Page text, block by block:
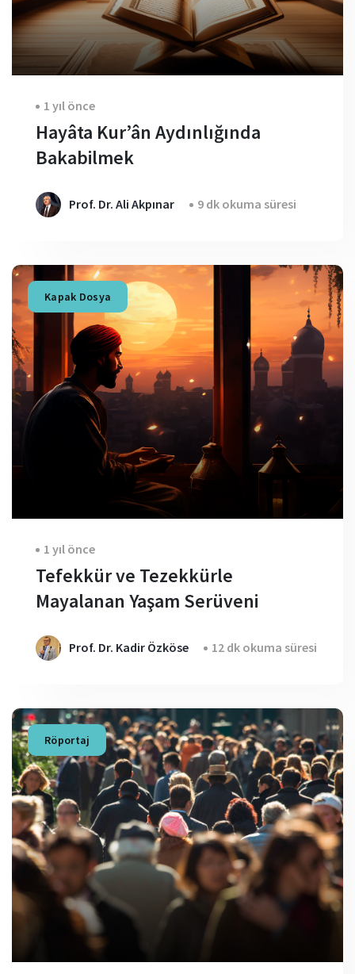
1 yıl önce
Hayâta Kur’ân Aydınlığında
Bakabilmek
Prof. Dr. Ali Akpınar 9 dk okuma süresi
Kapak Dosya
1 yıl önce
Tefekkür ve Tezekkürle
Mayalanan Yaşam Serüveni
Prof. Dr. Kadir Özköse 12 dk okuma süresi
Röportaj